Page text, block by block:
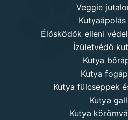
Veggie
Kutyaápolás
Élősködők elleni
Ízületvédő
Kutya
Kutya
Kutya fülcseppek
Kutya
Kutya